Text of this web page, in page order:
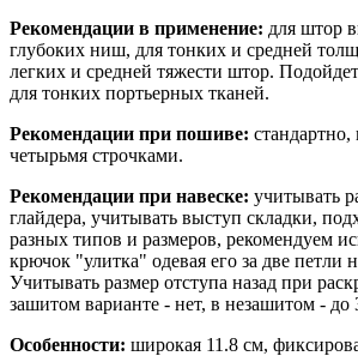
Рекомендации в применение: для штор
глубоких ниш, для тонких и средней
легких и средней тяжести штор.
для тонких портьерных тканей.
Рекомендации при пошиве: стандартно,
четырьмя строчками.
Рекомендации при навеске: учитывать
глайдера, учитывать выступ складки,
разных типов и размеров, рекомендуем
крючок "улитка" одевая его за две петли
Учитывать размер отступа назад при
зашитом варианте - нет, в незашитом - до
Особенности: широкая 11.8 см,